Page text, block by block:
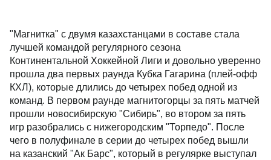
"Магнитка" с двумя казахстанцами в составе стала
лучшей командой регулярного сезона
Континентальной Хоккейной Лиги и довольно уверенно
прошла два первых раунда Кубка Гагарина (плей-офф
КХЛ), которые длились до четырех побед одной из
команд. В первом раунде магнитогорцы за пять матчей
прошли новосибирскую "Сибирь", во втором за пять
игр разобрались с нижегородским "Торпедо". После
чего в полуфинале в серии до четырех побед вышли
на казанский "Ак Барс", который в регулярке выступал